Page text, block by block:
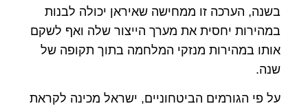
בשנה, הערכה זו ממחישה שאיראן יכולה לבנות
במהירות יחסית את מערך הייצור שלה ואף לשקם
אותו במהירות מנזקי המלחמה בתוך תקופה של
שנה.
על פי הגורמים הביטחוניים, ישראל מכינה לקראת